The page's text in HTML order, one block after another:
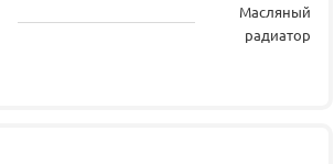
Масляный
радиатор